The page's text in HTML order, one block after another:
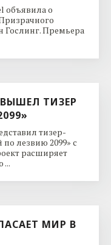
объявила о
Гослинг. Премьера
ТИЗЕР
тизер-
лезвию 2099» с
расширяет
...
МИР В